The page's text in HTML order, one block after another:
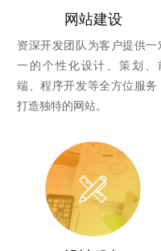
网站建设
资深开发团队为客户提供一
一的个性化设计、策划、
端、程序开发等全方位服务
打造独特的网站。